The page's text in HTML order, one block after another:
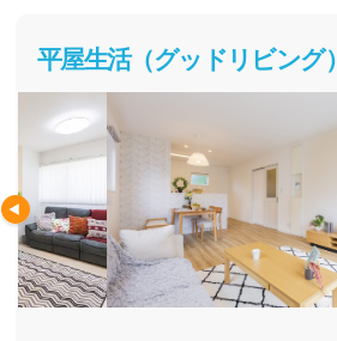
平屋生活（グッドリビング）